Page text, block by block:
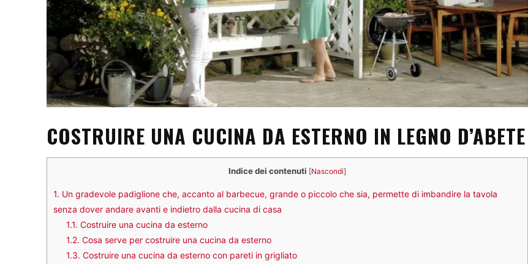
COSTRUIRE UNA CUCINA DA ESTERNO IN LEGNO D’ABETE
Indice dei contenuti [Nascondi]
1. Un gradevole padiglione che, accanto al barbecue, grande o piccolo che sia, permette di imbandire la tavola
senza dover andare avanti e indietro dalla cucina di casa
1.1. Costruire una cucina da esterno
1.2. Cosa serve per costruire una cucina da esterno
1.3. Costruire una cucina da esterno con pareti in grigliato